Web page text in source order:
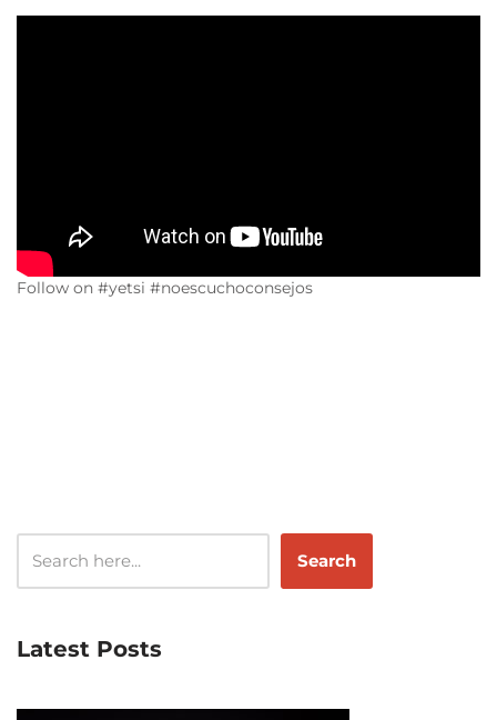
Follow on #yetsi #noescuchoconsejos
Search
Latest Posts